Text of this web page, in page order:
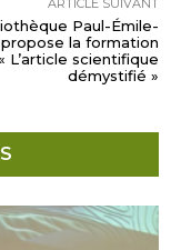
ARTICLE SUIVANT
Paul-Émile-
la formation
L’article scientifique
démystifié »